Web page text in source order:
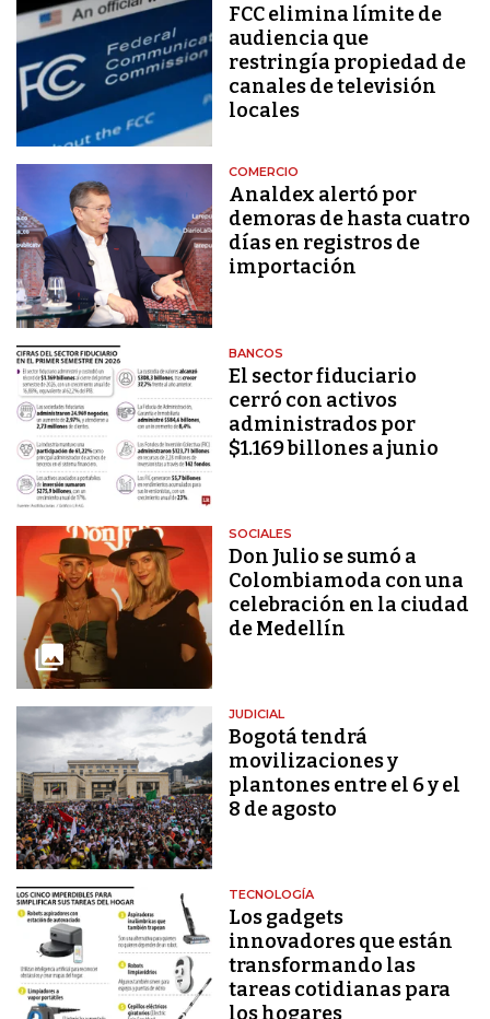
FCC elimina límite de
audiencia que
restringía propiedad de
canales de televisión
locales
COMERCIO
Analdex alertó por
demoras de hasta cuatro
días en registros de
importación
BANCOS
El sector fiduciario
cerró con activos
administrados por
$1.169 billones a junio
SOCIALES
Don Julio se sumó a
Colombiamoda con una
celebración en la ciudad
de Medellín
JUDICIAL
Bogotá tendrá
movilizaciones y
plantones entre el 6 y el
8 de agosto
TECNOLOGÍA
Los gadgets
innovadores que están
transformando las
tareas cotidianas para
los hogares